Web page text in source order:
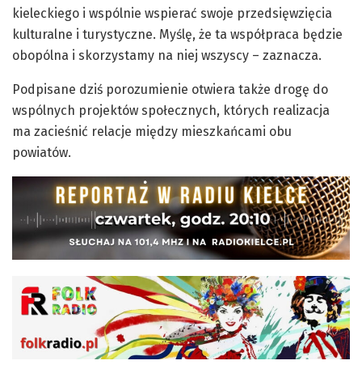
kieleckiego i wspólnie wspierać swoje przedsięwzięcia
kulturalne i turystyczne. Myślę, że ta współpraca będzie
obopólna i skorzystamy na niej wszyscy – zaznacza.
Podpisane dziś porozumienie otwiera także drogę do
wspólnych projektów społecznych, których realizacja
ma zacieśnić relacje między mieszkańcami obu
powiatów.